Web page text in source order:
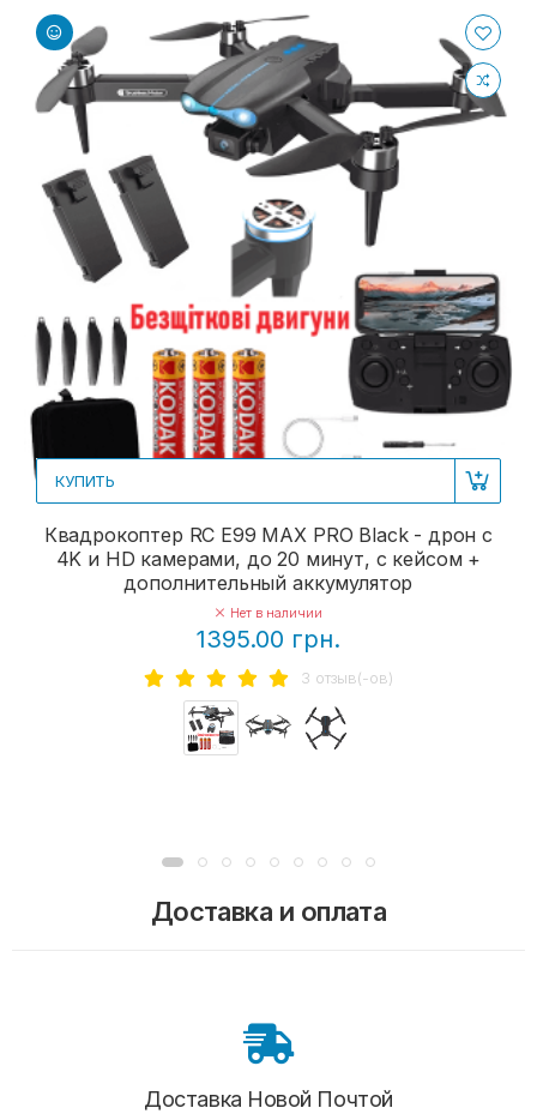
КУПИТЬ
Квадрокоптер RC E99 MAX PRO Black - дрон с
4K и HD камерами, до 20 минут, с кейсом +
дополнительный аккумулятор
Нет в наличии
1395.00 грн.
3 отзыв(-ов)
Доставка и оплата
Доставка Новой Почтой